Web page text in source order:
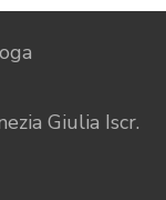
Giulia Iscr.